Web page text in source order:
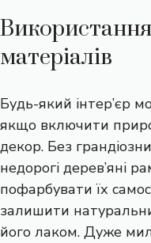
матеріалів
Будь-який інтер’єр
якщо включити
декор. Без
недорогі дерев’яні
пофарбувати їх
залишити
його лаком. Дуже